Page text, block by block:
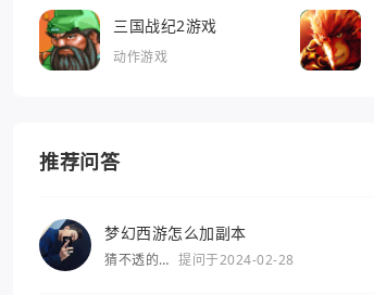
三国战纪2游戏
动作游戏
推荐问答
梦幻西游怎么加副本
猜不透的
提问于2024-02-28